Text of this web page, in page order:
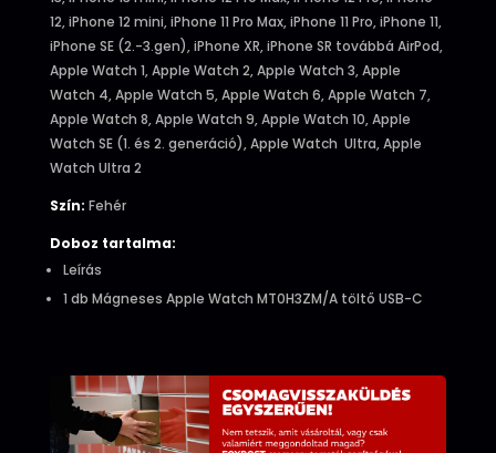
12, iPhone 12 mini, iPhone 11 Pro Max, iPhone 11 Pro, iPhone 11,
iPhone SE (2.-3.gen), iPhone XR, iPhone SR továbbá AirPod,
Apple Watch 1, Apple Watch 2, Apple Watch 3, Apple
Watch 4, Apple Watch 5, Apple Watch 6, Apple Watch 7,
Apple Watch 8, Apple Watch 9, Apple Watch 10, Apple
Watch SE (1. és 2. generáció), Apple Watch Ultra, Apple
Watch Ultra 2
Szín: Fehér
Doboz tartalma:
Leírás
1 db Mágneses Apple Watch MT0H3ZM/A töltő USB-C